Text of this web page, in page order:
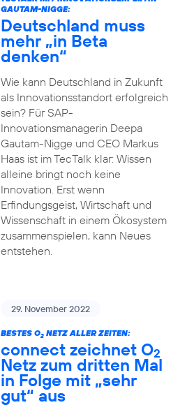
GAUTAM-NIGGE:
Deutschland muss
mehr „in Beta
denken“
Wie kann Deutschland in Zukunft
als Innovationsstandort erfolgreich
sein? Für SAP-
Innovationsmanagerin Deepa
Gautam-Nigge und CEO Markus
Haas ist im TecTalk klar: Wissen
alleine bringt noch keine
Innovation. Erst wenn
Erfindungsgeist, Wirtschaft und
Wissenschaft in einem Ökosystem
zusammenspielen, kann Neues
entstehen.
29. November 2022
BESTES O2NETZ ALLER ZEITEN:
connect zeichnet O2
Netz zum dritten Mal
in Folge mit „sehr
gut“ aus